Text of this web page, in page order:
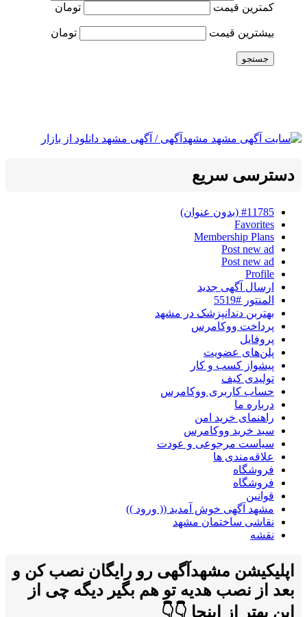
کمترین قیمت
تومان
بیشترین قیمت تومان
جستجو
دسترسی سریع
#11785 (بدون عنوان)
Favorites
Membership Plans
Post new ad
Post new ad
Profile
ارسال آگهی جدید
المنتور #5519
بهتربن دندانپزشک در مشهد
پرداخت ووکامرس
پروفایل
پلن‌های عضویت
پیشواز کسب و کار
تولیدی کیف
حساب کاربری ووکامرس
درباره ما
راهنمای خرید امن
سبد خرید ووکامرس
سیاست مرجوعی و عودت
علاقه‌مندی ها
فروشگاه
فروشگاه
قوانین
مشهد آگهی خوش آمدید (( ورود ))
نقاشی ساختمان مشهد
نقشه
اپلیکیشن مشهدآگهی رو رایگان نصب کن و
بعد از نصب هدیه تو هم بگیر دیگه چی از
این بهتر از اینجا 👇👇